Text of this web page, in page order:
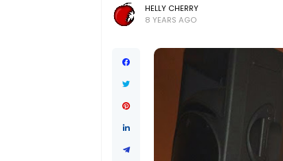
HELLY CHERRY
8 YEARS AGO